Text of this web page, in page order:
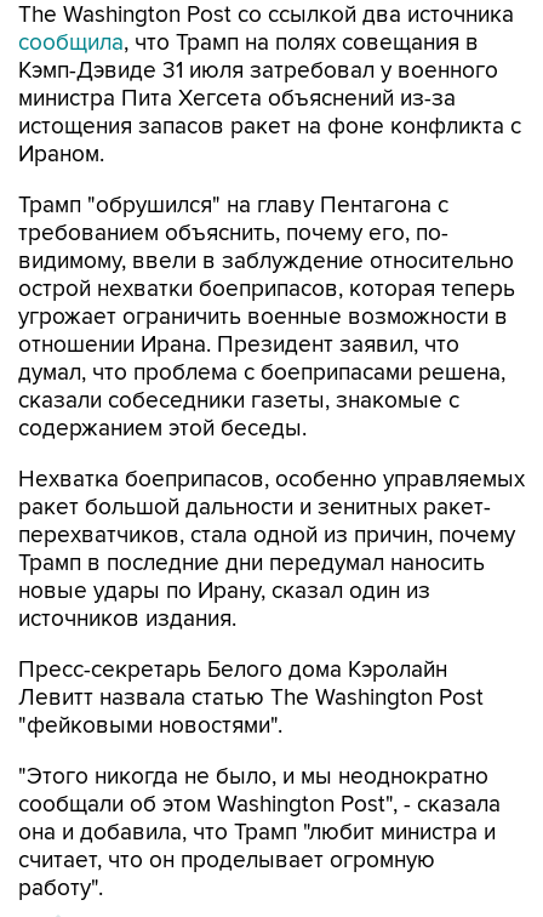
The Washington Post со ссылкой два источника
сообщила, что Трамп на полях совещания в
Кэмп-Дэвиде 31 июля затребовал у военного
министра Пита Хегсета объяснений из-за
истощения запасов ракет на фоне конфликта с
Ираном.
Трамп "обрушился" на главу Пентагона с
требованием объяснить, почему его, по-
видимому, ввели в заблуждение относительно
острой нехватки боеприпасов, которая теперь
угрожает ограничить военные возможности в
отношении Ирана. Президент заявил, что
думал, что проблема с боеприпасами решена,
сказали собеседники газеты, знакомые с
содержанием этой беседы.
Нехватка боеприпасов, особенно управляемых
ракет большой дальности и зенитных ракет-
перехватчиков, стала одной из причин, почему
Трамп в последние дни передумал наносить
новые удары по Ирану, сказал один из
источников издания.
Пресс-секретарь Белого дома Кэролайн
Левитт назвала статью The Washington Post
"фейковыми новостями".
"Этого никогда не было, и мы неоднократно
сообщали об этом Washington Post", - сказала
она и добавила, что Трамп "любит министра и
считает, что он проделывает огромную
работу".